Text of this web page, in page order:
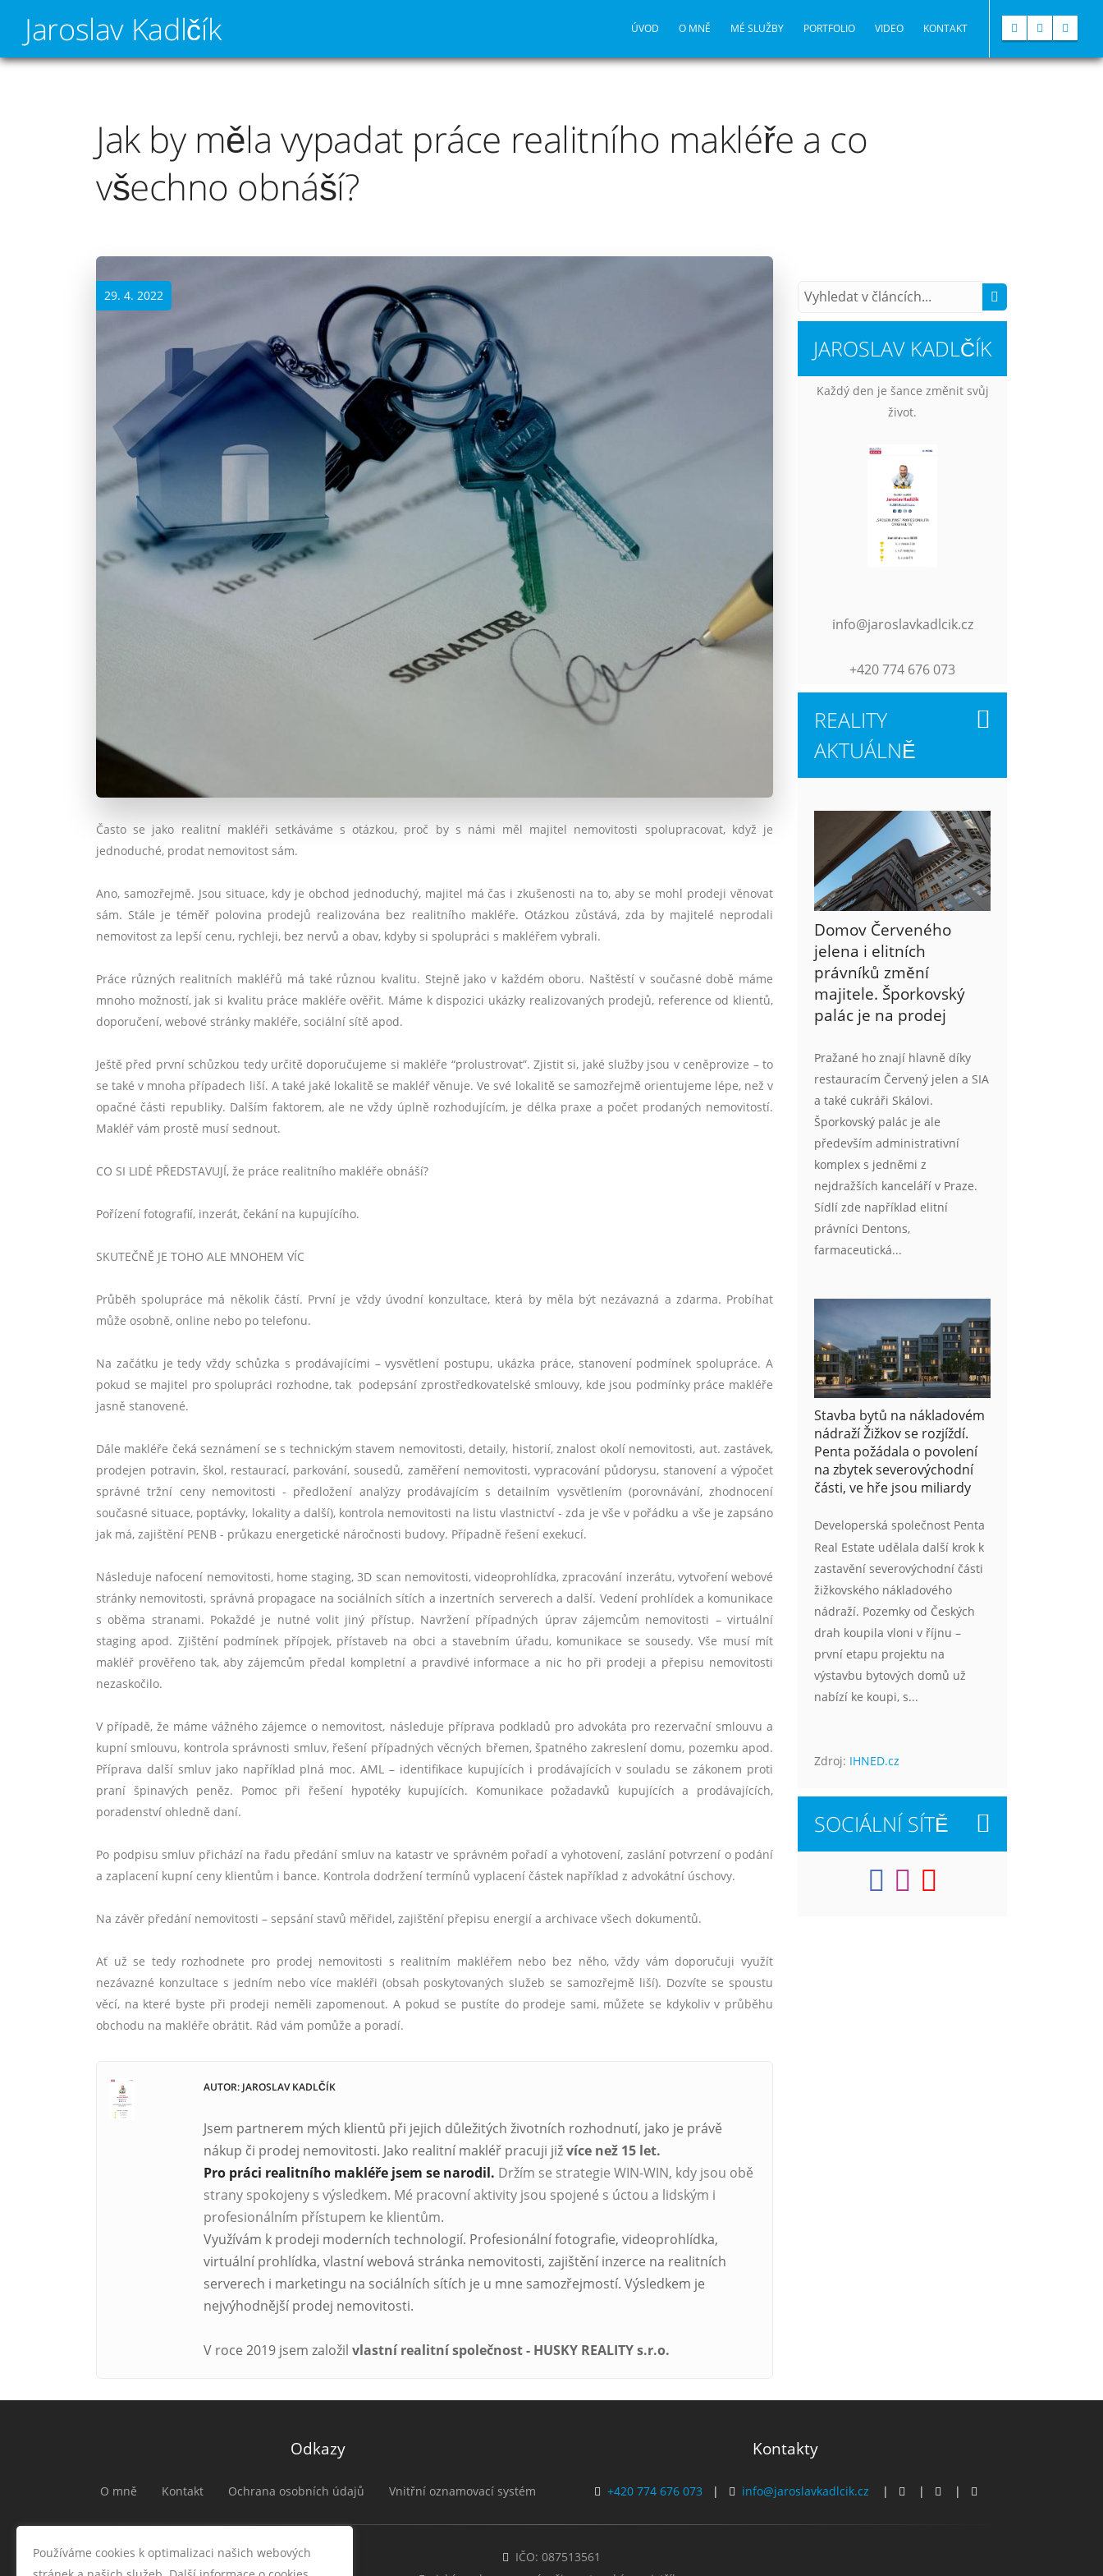
Jaroslav Kadlčík ÚVOD O MNĚ MÉ SLUŽBY PORTFOLIO VIDEO KONTAKT
Jak by měla vypadat práce realitního makléře a co
všechno obnáší?
29. 4. 2022
Často se jako realitní makléři setkáváme s otázkou, proč by s námi měl majitel nemovitosti spolupracovat, když je
jednoduché, prodat nemovitost sám.
Ano, samozřejmě. Jsou situace, kdy je obchod jednoduchý, majitel má čas i zkušenosti na to, aby se mohl prodeji věnovat
sám. Stále je téměř polovina prodejů realizována bez realitního makléře. Otázkou zůstává, zda by majitelé neprodali
nemovitost za lepší cenu, rychleji, bez nervů a obav, kdyby si spolupráci s makléřem vybrali.
Práce různých realitních makléřů má také různou kvalitu. Stejně jako v každém oboru. Naštěstí v současné době máme
mnoho možností, jak si kvalitu práce makléře ověřit. Máme k dispozici ukázky realizovaných prodejů, reference od klientů,
doporučení, webové stránky makléře, sociální sítě apod.
Ještě před prvníschůzkou tedy určitě doporučujeme si makléře “prolustrovat”. Zjistit si, jakéslužby jsou v ceněprovize – to
se takév mnoha případech liší. A také jaké lokalitě se makléř věnuje. Ve své lokalitě se samozřejmě orientujeme lépe, nežv
opačné části republiky. Dalším faktorem, ale ne vždy úplně rozhodujícím, je délka praxe a počet prodaných nemovitostí.
Makléř vám prostě musí sednout.
CO SI LIDÉ PŘEDSTAVUJÍ, že práce realitního makléře obnáší?
Pořízení fotografií, inzerát, čekání na kupujícího.
SKUTEČNĚ JE TOHO ALE MNOHEM VÍC
Průběh spolupráce má několik částí. První je vždy úvodní konzultace, která by měla být nezávazná a zdarma. Probíhat
může osobně, online nebo po telefonu.
Na začátku je tedy vždy schůzka s prodávajícími – vysvětlení postupu, ukázka práce, stanovení podmínek spolupráce. A
pokud se majitel pro spolupráci rozhodne, tak podepsání zprostředkovatelskésmlouvy, kde jsou podmínky práce makléře
jasně stanovené.
Dále makléře čeká seznámení se s technickým stavem nemovitosti, detaily, historií, znalost okolí nemovitosti, aut. zastávek,
prodejen potravin, škol, restaurací, parkování, sousedů, zaměření nemovitosti, vypracování půdorysu, stanovení a výpočet
správnétržní ceny nemovitosti - předložení analýzy prodávajícím s detailním vysvětlením (porovnávání, zhodnocení
současnésituace, poptávky, lokality a další), kontrola nemovitosti na listu vlastnictví - zda je vše v pořádku a vše je zapsáno
jak má, zajištění PENB - průkazu energetické náročnosti budovy. Případně řešení exekucí.
Následuje nafocení nemovitosti, home staging, 3D scan nemovitosti, videoprohlídka, zpracování inzerátu, vytvoření webové
stránky nemovitosti, správná propagace na sociálních sítích a inzertních serverech a další. Vedení prohlídek a komunikace
s oběma stranami. Pokaždé je nutnévolit jiný přístup. Navržení případných úprav zájemcům nemovitosti –virtuální
staging apod. Zjištění podmínek přípojek, přístaveb na obci a stavebním úřadu, komunikace se sousedy. Vše musí mít
makléř prověřeno tak, aby zájemcům předal kompletní a pravdivé informace a nic ho při prodeji a přepisu nemovitosti
nezaskočilo.
V případě, že máme vážného zájemce o nemovitost, následuje příprava podkladů pro advokáta pro rezervační smlouvu a
kupní smlouvu, kontrola správnosti smluv, řešení případných věcných břemen,špatného zakreslení domu, pozemku apod.
Příprava další smluv jako například plná moc. AML – identifikace kupujících i prodávajících v souladu se zákonem proti
praní špinavých peněz. Pomoc při řešení hypotéky kupujících. Komunikace požadavků kupujících a prodávajících,
poradenství ohledně daní.
Po podpisu smluv přichází na řadu předání smluv na katastr ve správném pořadí a vyhotovení, zaslání potvrzení o podání
a zaplacení kupní ceny klientům i bance. Kontrola dodržení termínů vyplacení částek například z advokátní úschovy.
Na závěr předání nemovitosti – sepsání stavů měřidel, zajištění přepisu energií a archivace všech dokumentů.
Ať už se tedy rozhodnete pro prodej nemovitosti s realitním makléřem nebo bez něho, vždy vám doporučuji využít
nezávazné konzultace s jedním nebo více makléři (obsah poskytovaných služeb se samozřejmě liší). Dozvíte se spoustu
věcí, na které byste při prodeji neměli zapomenout. A pokud se pustíte do prodeje sami, můžete se kdykoliv v průběhu
obchodu na makléře obrátit. Rád vám pomůže a poradí.
AUTOR: JAROSLAV KADLČÍK
Jsem partnerem mých klientů při jejich důležitých životních rozhodnutí, jako je právě
nákup či prodej nemovitosti. Jako realitní makléř pracuji jižvíce než 15 let.
Pro práci realitního makléře jsem se narodil. Držím se strategie WIN-WIN, kdy jsou obě
strany spokojeny s výsledkem. Mé pracovní aktivity jsou spojené s úctou a lidským i
profesionálním přístupem ke klientům.
Využívám k prodeji moderních technologií. Profesionální fotografie, videoprohlídka,
virtuální prohlídka, vlastní webová stránka nemovitosti, zajištění inzerce na realitních
serverech i marketingu na sociálních sítích je u mne samozřejmostí. Výsledkem je
nejvýhodnější prodej nemovitosti.
V roce 2019 jsem založilvlastní realitní společnost - HUSKY REALITY s.r.o.
JAROSLAV KADLČÍK
Každý den je šance změnit svůj
život.
info@jaroslavkadlcik.cz
+420 774 676 073
REALITY
AKTUÁLNĚ
Domov Červeného
jelena i elitních
právníků změní
majitele. Šporkovský
palác je na prodej
Pražané ho znají hlavně díky
restauracím Červený jelen a SIA
a také cukráři Skálovi.
Šporkovský palác je ale
především administrativní
komplex s jedněmi z
nejdražších kanceláří v Praze.
Sídlí zde například elitní
právníci Dentons,
farmaceutická...
Stavba bytů na nákladovém
nádraží Žižkov se rozjíždí.
Penta požádala o povolení
na zbytek severovýchodní
části, ve hře jsou miliardy
Developerská společnost Penta
Real Estate udělala další krok k
zastavění severovýchodní části
žižkovského nákladového
nádraží. Pozemky od Českých
drah koupila vloni v říjnu –
první etapu projektu na
výstavbu bytových domů už
nabízí ke koupi, s...
Zdroj: IHNED.cz
SOCIÁLNÍ SÍTĚ
Odkazy
O mně Kontakt Ochrana osobních údajů Vnitřní oznamovací systém
Kontakty
+420 774 676 073 | info@jaroslavkadlcik.cz | | |
IČO: 087513561
Používáme cookies k optimalizaci našich webových